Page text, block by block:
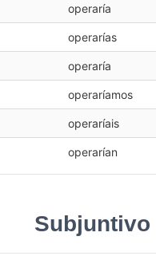
operaría
operarías
operaría
operaríamos
operaríais
operarían
Subjuntivo